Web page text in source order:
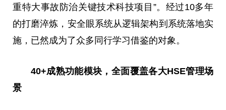
重特大事故防治关键技术科技项目”。经过10多年
的打磨淬炼，安全眼系统从逻辑架构到系统落地实
施，已然成为了众多同行学习借鉴的对象。
40+成熟功能模块，全面覆盖各大HSE管理场
景